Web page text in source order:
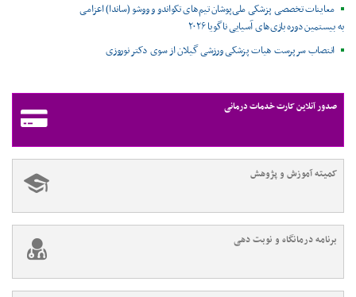
معاینات تخصصی پزشکی ملی‌پوشان تیم‌های تکواندو و ووشو (ساندا) اعزامی
به بیستمین دوره بازی‌های آسیایی ناگویا ۲۰۲۶
انتصاب سرپرست هیات پزشکی ورزشی گیلان از سوی دکتر نوروزی
صدور آنلاین کارت خدمات درمانی
کمیته آموزش و پژوهش
برنامه درمانگاه و نوبت دهی